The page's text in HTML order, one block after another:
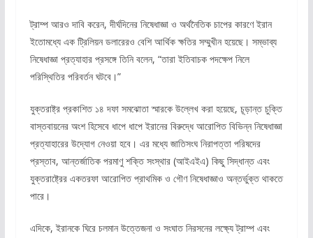
ট্রাম্প আরও দাবি করেন, দীর্ঘদিনের নিষেধাজ্ঞা ও অর্থনৈতিক চাপের কারণে ইরান
ইতোমধ্যে এক ট্রিলিয়ন ডলারেরও বেশি আর্থিক ক্ষতির সম্মুখীন হয়েছে। সম্ভাব্য
নিষেধাজ্ঞা প্রত্যাহার প্রসঙ্গে তিনি বলেন, “তারা ইতিবাচক পদক্ষেপ নিলে
পরিস্থিতির পরিবর্তন ঘটবে।”
যুক্তরাষ্ট্র প্রকাশিত ১৪ দফা সমঝোতা স্মারকে উল্লেখ করা হয়েছে, চূড়ান্ত চুক্তি
বাস্তবায়নের অংশ হিসেবে ধাপে ধাপে ইরানের বিরুদ্ধে আরোপিত বিভিন্ন নিষেধাজ্ঞা
প্রত্যাহারের উদ্যোগ নেওয়া হবে। এর মধ্যে জাতিসংঘ নিরাপত্তা পরিষদের
প্রস্তাব, আন্তর্জাতিক পরমাণু শক্তি সংস্থার (আইএইএ) কিছু সিদ্ধান্ত এবং
যুক্তরাষ্ট্রের একতরফা আরোপিত প্রাথমিক ও গৌণ নিষেধাজ্ঞাও অন্তর্ভুক্ত থাকতে
পারে।
এদিকে, ইরানকে ঘিরে চলমান উত্তেজনা ও সংঘাত নিরসনের লক্ষ্যে ট্রাম্প এবং